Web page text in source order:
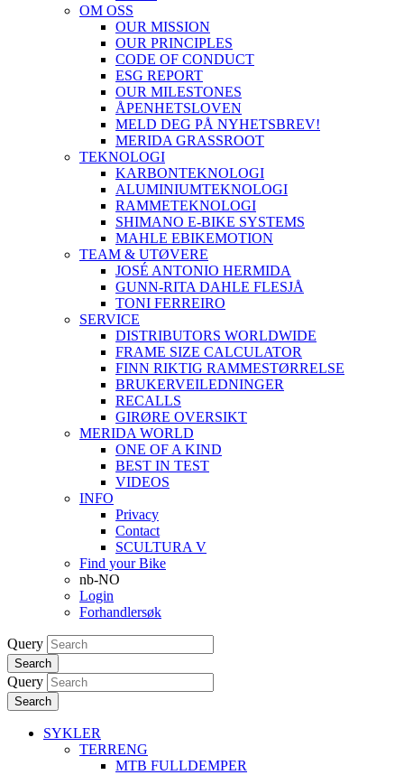
OM OSS
OUR MISSION
OUR PRINCIPLES
CODE OF CONDUCT
ESG REPORT
OUR MILESTONES
ÅPENHETSLOVEN
MELD DEG PÅ NYHETSBREV!
MERIDA GRASSROOT
TEKNOLOGI
KARBONTEKNOLOGI
ALUMINIUMTEKNOLOGI
RAMMETEKNOLOGI
SHIMANO E-BIKE SYSTEMS
MAHLE EBIKEMOTION
TEAM & UTØVERE
JOSÉ ANTONIO HERMIDA
GUNN-RITA DAHLE FLESJÅ
TONI FERREIRO
SERVICE
DISTRIBUTORS WORLDWIDE
FRAME SIZE CALCULATOR
FINN RIKTIG RAMMESTØRRELSE
BRUKERVEILEDNINGER
RECALLS
GIRØRE OVERSIKT
MERIDA WORLD
ONE OF A KIND
BEST IN TEST
VIDEOS
INFO
Privacy
Contact
SCULTURA V
Find your Bike
nb-NO
Login
Forhandlersøk
Query
Search
Query
Search
SYKLER
TERRENG
MTB FULLDEMPER